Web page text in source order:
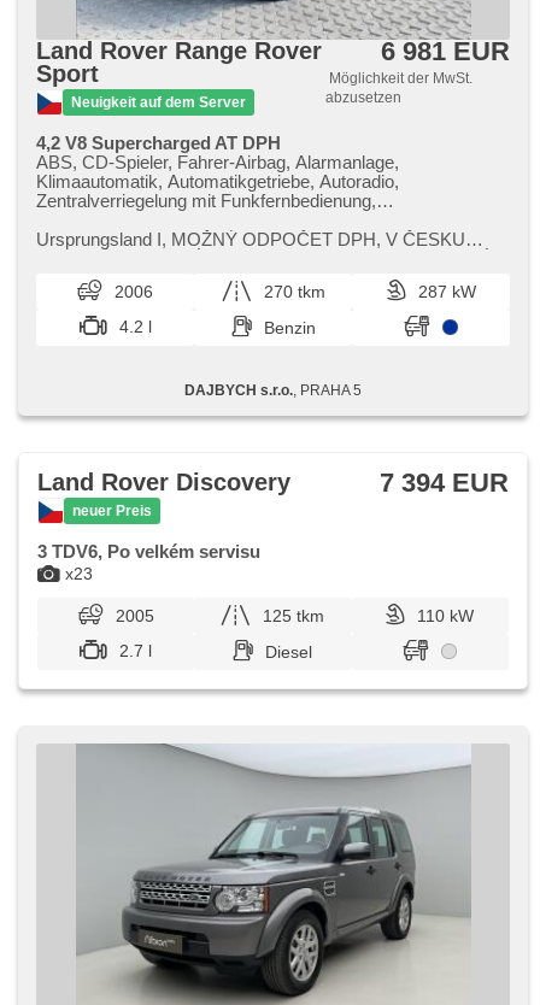
Land Rover Range Rover
Sport
Neuigkeit auf dem Server
6 981 EUR
Möglichkeit der MwSt.
abzusetzen
4,2 V8 Supercharged AT DPH
ABS, CD-Spieler, Fahrer-Airbag, Alarmanlage,
Klimaautomatik, Automatikgetriebe, Autoradio,
Zentralverriegelung mit Funkfernbedienung,
ovládání palubního počítače, 2-Zonen Klimaanlage, El.
Anlasser, El. Spiegel, elektronická ruční brzda, hlasové
ovládání palubního počítače, Wegfahrsperre, isofix,
Klimaanlage, Ledersitze, Alufelgen, Multifunktionslenkrad,
Lenkrad einstellbar, Bordcomputer, parkovací senzory
Antriebsschlupfregelung (ASR), Federung Luft,
Geschwindigkeitsregelung von der Hang, Fahrgestell
(ESP), Tempomat, Getönte Scheiben, Außenthermometer,
Ausziehbare Kopflehnen, höheneinstellbare Sitze, zadní
loketní opěrka, Heckscheibenwischer, zatmavená zadní
skla
Ursprungsland I,​ MOŽNÝ ODPOČET DPH,​ V ČESKU
PRODEJCE vozů LAND ROVER,​ JAGUAR a MAZDA. ...
2006 270 tkm
287 kW
4.2 l
Benzin
DAJBYCH s.r.o. , PRAHA 5
x23
Land Rover Discovery
neuer Preis
7 394 EUR
3 TDV6, Po velkém servisu
2005 125 tkm
110 kW
2.7 l
Diesel